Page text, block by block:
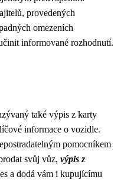
provedených
omezeních
informované rozhodnutí.
také výpis z karty
informace o vozidle.
pomocníkem
svůj vůz, výpis z
a dodá vám i kupujícímu